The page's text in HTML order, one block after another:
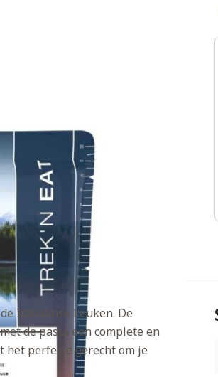
Italiaanse keuken. De
de pasta een complete en
het perfecte gerecht om je